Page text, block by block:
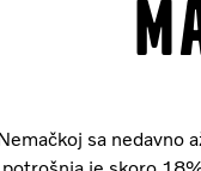
sa nedavno